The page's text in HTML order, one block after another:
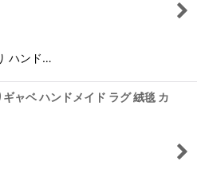
ハンド…
ャベ ハンドメイド ラグ 絨毯 カ